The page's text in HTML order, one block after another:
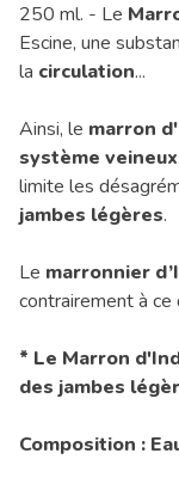
250 ml. - Le
Escine, une
la circulation...
Ainsi, le marron
système veineux
limite les
jambes légères.
Le marronnier
contrairement à ce
* Le Marron
des jambes
Composition :